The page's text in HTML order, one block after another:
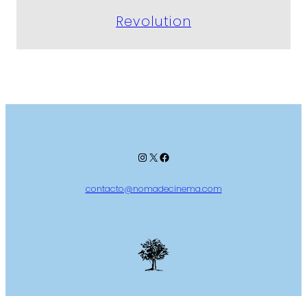
Revolution
InstagramX Facebook
contacto@nomadecinema.com